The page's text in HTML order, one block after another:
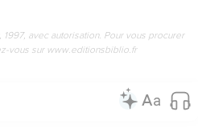
avec autorisation. Pour vous procurer
vous sur www.editionsbiblio.fr